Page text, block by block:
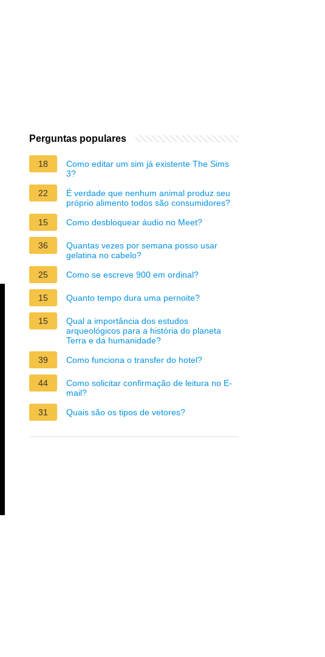
Perguntas populares
18
Como editar um sim já existente The Sims
3?
22
É verdade que nenhum animal produz seu
próprio alimento todos são consumidores?
15
Como desbloquear áudio no Meet?
36
Quantas vezes por semana posso usar
gelatina no cabelo?
25
Como se escreve 900 em ordinal?
15 Quanto tempo dura uma pernoite?
15
Qual a importância dos estudos
arqueológicos para a história do planeta
Terra e da humanidade?
39
Como funciona o transfer do hotel?
44
Como solicitar confirmação de leitura no E-
mail?
31
Quais são os tipos de vetores?